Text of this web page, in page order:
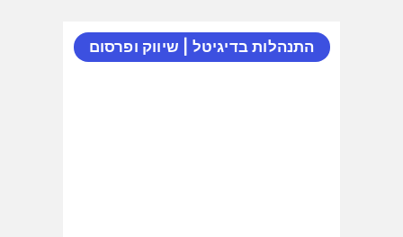
התנהלות בדיגיטל שיווק ופרסום